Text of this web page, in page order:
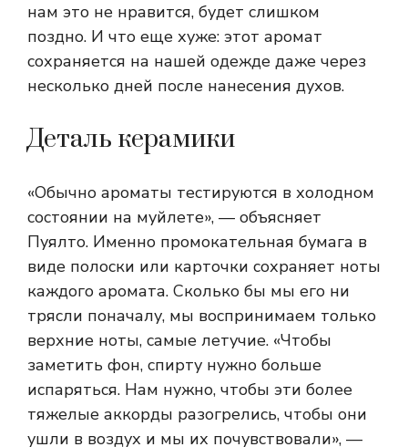
нам это не нравится, будет слишком
поздно. И что еще хуже: этот аромат
сохраняется на нашей одежде даже через
несколько дней после нанесения духов.
Деталь керамики
«Обычно ароматы тестируются в холодном
состоянии на муйлете», — объясняет
Пуялто. Именно промокательная бумага в
виде полоски или карточки сохраняет ноты
каждого аромата. Сколько бы мы его ни
трясли поначалу, мы воспринимаем только
верхние ноты, самые летучие. «Чтобы
заметить фон, спирту нужно больше
испаряться. Нам нужно, чтобы эти более
тяжелые аккорды разогрелись, чтобы они
ушли в воздух и мы их почувствовали», —